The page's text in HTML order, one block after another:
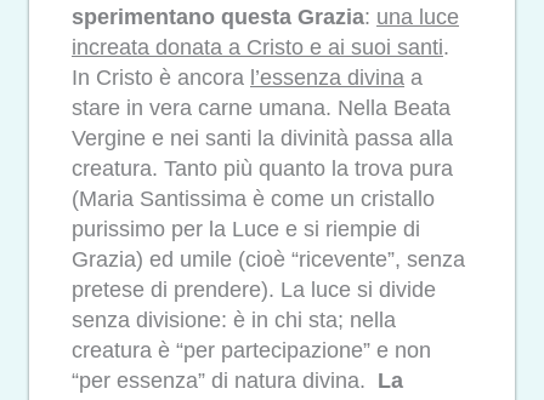
sperimentano questa Grazia: una luce
increata donata a Cristo e ai suoi santi.
In Cristo è ancora l’essenza divina a
stare in vera carne umana. Nella Beata
Vergine e nei santi la divinità passa alla
creatura. Tanto più quanto la trova pura
(Maria Santissima è come un cristallo
purissimo per la Luce e si riempie di
Grazia) ed umile (cioè “ricevente”, senza
pretese di prendere). La luce si divide
senza divisione: è in chi sta; nella
creatura è “per partecipazione” e non
“per essenza” di natura divina. La